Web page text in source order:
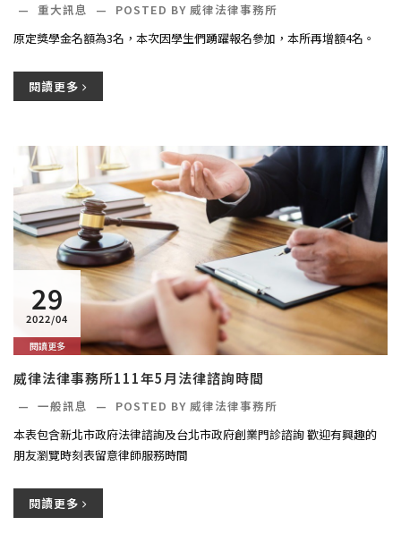
— 重大訊息 —
POSTED BY 威律法律事務所
原定獎學金名額為3名，本次因學生們踴躍報名參加，本所再增額4名。
閱讀更多
29
2022/04
閱讀更多
威律法律事務所111年5月法律諮詢時間
— 一般訊息 —
POSTED BY 威律法律事務所
本表包含新北市政府法律諮詢及台北市政府創業門診諮詢 歡迎有興趣的
朋友瀏覽時刻表留意律師服務時間
閱讀更多